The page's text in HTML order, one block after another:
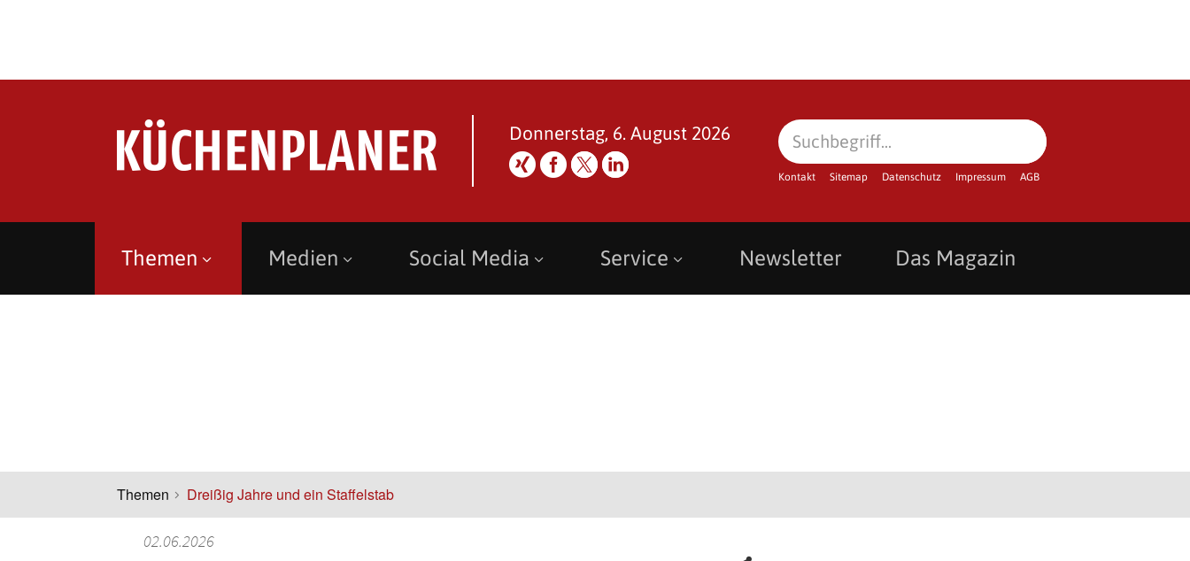
Donnerstag, 6. August 2026
Kontakt Sitemap Datenschutz Impressum AGB
Themen Medien Social Media Service Newsletter Das Magazin
Themen Dreißig Jahre und ein Staffelstab
02.06.2026